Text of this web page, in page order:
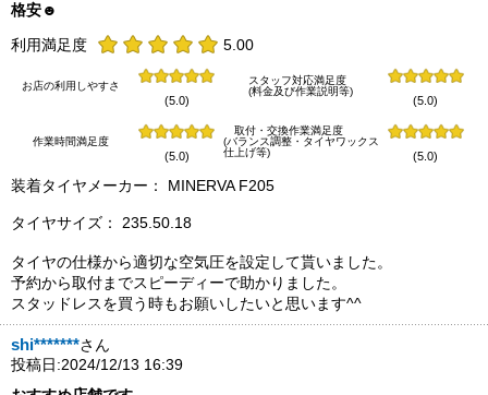
格安☻
利用満足度
5.00
お店の利用しやすさ
(5.0)
スタッフ対応満足度
(料金及び作業説明等)
(5.0)
作業時間満足度
(5.0)
取付・交換作業満足度
(バランス調整・タイヤワックス
仕上げ等)
(5.0)
装着タイヤメーカー： MINERVA F205
タイヤサイズ： 235.50.18
タイヤの仕様から適切な空気圧を設定して貰いました。
予約から取付までスピーディーで助かりました。
スタッドレスを買う時もお願いしたいと思います^^
shi*******さん
投稿日:2024/12/13 16:39